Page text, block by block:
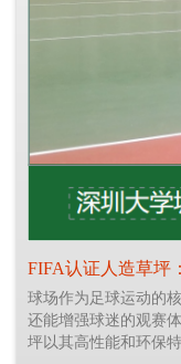
FIFA认证人造草坪
球场作为足球运动的
还能增强球迷的观赛
坪以其高性能和环保